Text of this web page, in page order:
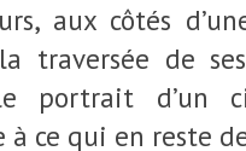
aux côtés
traversée de
portrait d’un
à ce qui en reste